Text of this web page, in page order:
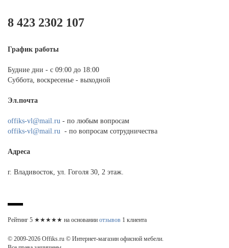
8 423 2302 107
График работы
Будние дни - с 09:00 до 18:00
Суббота, воскресенье - выходной
Эл.почта
offiks-vl@mail.ru - по любым вопросам
offiks-vl@mail.ru - по вопросам сотрудничества
Адреса
г. Владивосток, ул. Гоголя 30, 2 этаж.
Рейтинг 5 ★★★★★ на основании отзывов 1 клиента
© 2009-2026 Offiks.ru © Интернет-магазин офисной мебели.